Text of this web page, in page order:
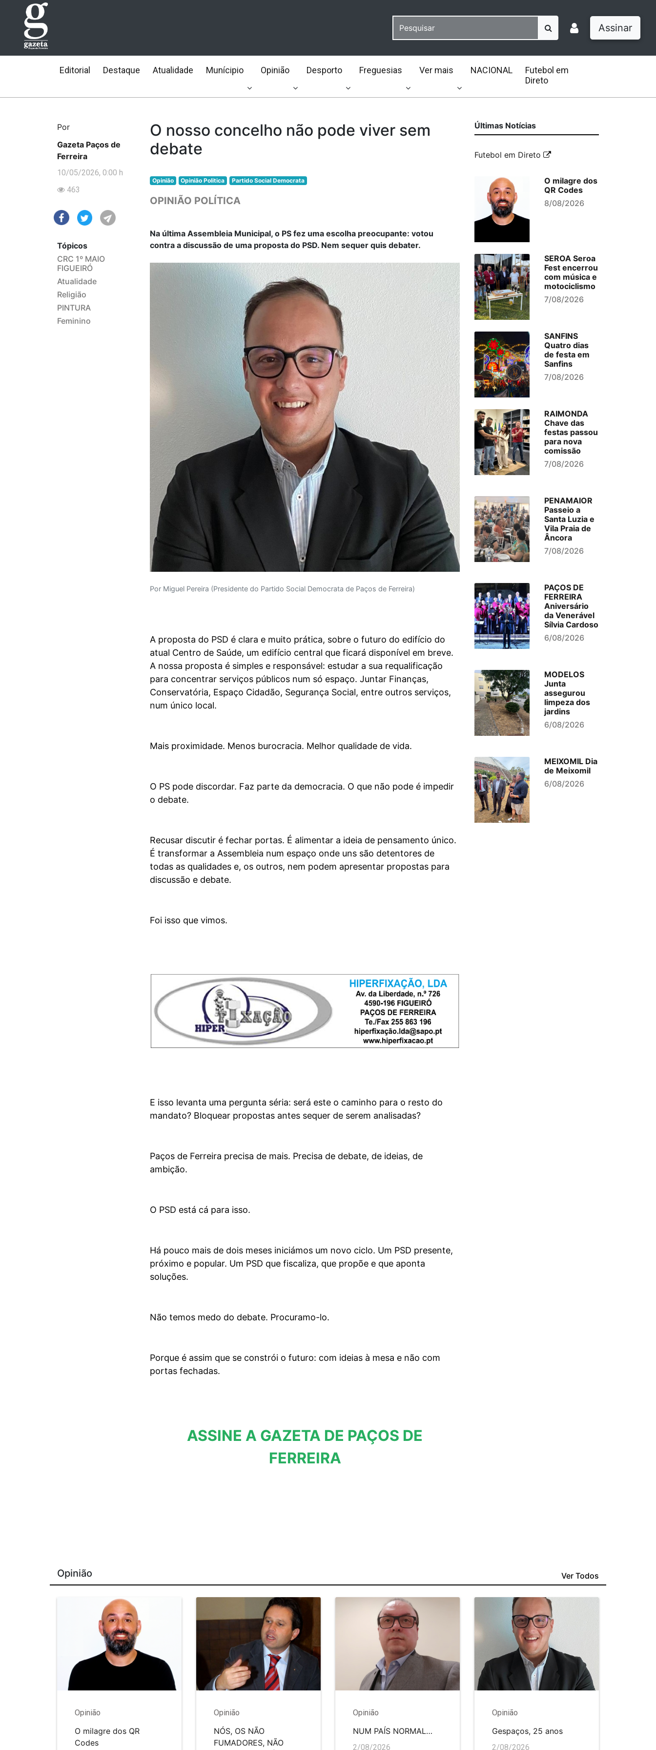
Assinar
Editorial Destaque Atualidade Munícipio Opinião Desporto Freguesias Ver mais NACIONAL
Futebol em
Direto
Por
Gazeta Paços de
Ferreira
10/05/2026, 0:00 h
463
Tópicos
CRC 1º MAIO
FIGUEIRÓ
Atualidade
Religião
PINTURA
Feminino
O nosso concelho não pode viver sem
debate
Opinião Opinião Politica Partido Social Democrata
OPINIÃO POLÍTICA
Na última Assembleia Municipal, o PS fez uma escolha preocupante: votou
contra a discussão de uma proposta do PSD. Nem sequer quis debater.
Por Miguel Pereira (Presidente do Partido Social Democrata de Paços de Ferreira)
A proposta do PSD é clara e muito prática, sobre o futuro do edifício do
atual Centro de Saúde, um edifício central que ficará disponível em breve.
A nossa proposta é simples e responsável: estudar a sua requalificação
para concentrar serviços públicos num só espaço. Juntar Finanças,
Conservatória, Espaço Cidadão, Segurança Social, entre outros serviços,
num único local.
Mais proximidade. Menos burocracia. Melhor qualidade de vida.
O PS pode discordar. Faz parte da democracia. O que não pode é impedir
o debate.
Recusar discutir é fechar portas. É alimentar a ideia de pensamento único.
É transformar a Assembleia num espaço onde uns são detentores de
todas as qualidades e, os outros, nem podem apresentar propostas para
discussão e debate.
Foi isso que vimos.
E isso levanta uma pergunta séria: será este o caminho para o resto do
mandato? Bloquear propostas antes sequer de serem analisadas?
Paços de Ferreira precisa de mais. Precisa de debate, de ideias, de
ambição.
O PSD está cá para isso.
Há pouco mais de dois meses iniciámos um novo ciclo. Um PSD presente,
próximo e popular. Um PSD que fiscaliza, que propõe e que aponta
soluções.
Não temos medo do debate. Procuramo-lo.
Porque é assim que se constrói o futuro: com ideias à mesa e não com
portas fechadas.
ASSINE A GAZETA DE PAÇOS DE
FERREIRA
Últimas Notícias
Futebol em Direto
O milagre dos
QR Codes
8/08/2026
SEROA Seroa
Fest encerrou
com música e
motociclismo
7/08/2026
SANFINS
Quatro dias
de festa em
Sanfins
7/08/2026
RAIMONDA
Chave das
festas passou
para nova
comissão
7/08/2026
PENAMAIOR
Passeio a
Santa Luzia e
Vila Praia de
Âncora
7/08/2026
PAÇOS DE
FERREIRA
Aniversário
da Venerável
Sílvia Cardoso
6/08/2026
MODELOS
Junta
assegurou
limpeza dos
jardins
6/08/2026
MEIXOMIL Dia
de Meixomil
6/08/2026
Opinião Ver Todos
Opinião
O milagre dos QR
Codes
Opinião
NÓS, OS NÃO
FUMADORES, NÃO
Opinião
NUM PAÍS NORMAL…
2/08/2026
Opinião
Gespaços, 25 anos
2/08/2026